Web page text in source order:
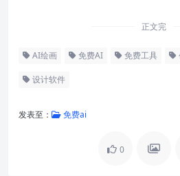
正文完
AI绘画 免费AI 免费工具
设计软件
发表至： 免费ai
0